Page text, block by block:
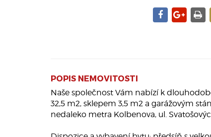
POPIS NEMOVITOSTI
Naše společnost Vám nabízí k
32,5 m2, sklepem 3,5 m2 a garážovým
nedaleko metra Kolbenova, ul.